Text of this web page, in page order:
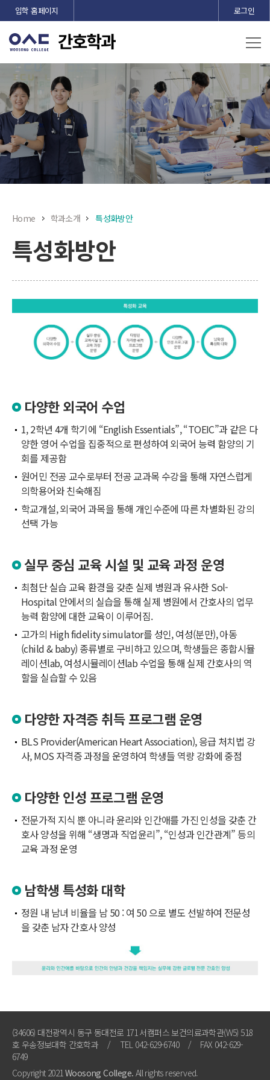
입학 홈페이지 로그인
Home 학과소개 특성화방안
특성화방안
다양한 외국어 수업
1, 2학년 4개 학기에 “English Essentials”, “TOEIC”과 같은 다
양한 영어 수업을 집중적으로 편성하여 외국어 능력 함양의 기
회를 제공함
원어민 전공 교수로부터 전공 교과목 수강을 통해 자연스럽게
의학용어와 친숙해짐
학교개설, 외국어 과목을 통해 개인수준에 따른 차별화된 강의
선택 가능
실무 중심 교육 시설 및 교육 과정 운영
최첨단 실습 교육 환경을 갖춘 실제 병원과 유사한 Sol-
Hospital 안에서의 실습을 통해 실제 병원에서 간호사의 업무
능력 함양에 대한 교육이 이루어짐.
고가의 High fidelity simulator를 성인, 여성(분만), 아동
(child & baby) 종류별로 구비하고 있으며, 학생들은 종합시뮬
레이션lab, 여성시뮬레이션lab 수업을 통해 실제 간호사의 역
할을 실습할 수 있음
다양한 자격증 취득 프로그램 운영
BLS Provider(American Heart Association), 응급 처치법 강
사, MOS 자격증 과정을 운영하여 학생들 역량 강화에 중점
다양한 인성 프로그램 운영
전문가적 지식 뿐 아니라 윤리와 인간애를 가진 인성을 갖춘 간
호사 양성을 위해 “생명과 직업윤리”, “인성과 인간관계” 등의
교육 과정 운영
남학생 특성화 대학
정원 내 남녀 비율을 남 50 : 여 50 으로 별도 선발하여 전문성
을 갖춘 남자 간호사 양성
(34606) 대전광역시 동구 동대전로 171 서캠퍼스 보건의료과학관(W5) 518
호 우송정보대학 간호학과
/ TEL 042-629-6740 /
FAX 042-629-
6749
Copyright 2021Woosong College. All rights reserved.